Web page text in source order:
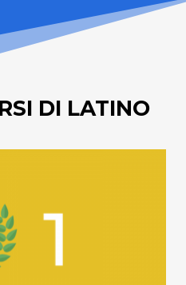
DI LATINO